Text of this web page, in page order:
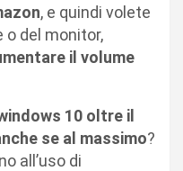
, e quindi volete
del monitor,
il volume
10 oltre il
se al massimo?
all’uso di